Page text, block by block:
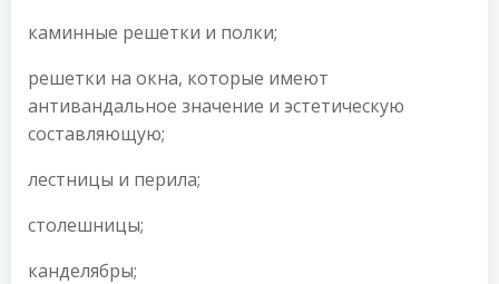
каминные решетки и полки;
решетки на окна, которые имеют
антивандальное значение и эстетическую
составляющую;
лестницы и перила;
столешницы;
канделябры;